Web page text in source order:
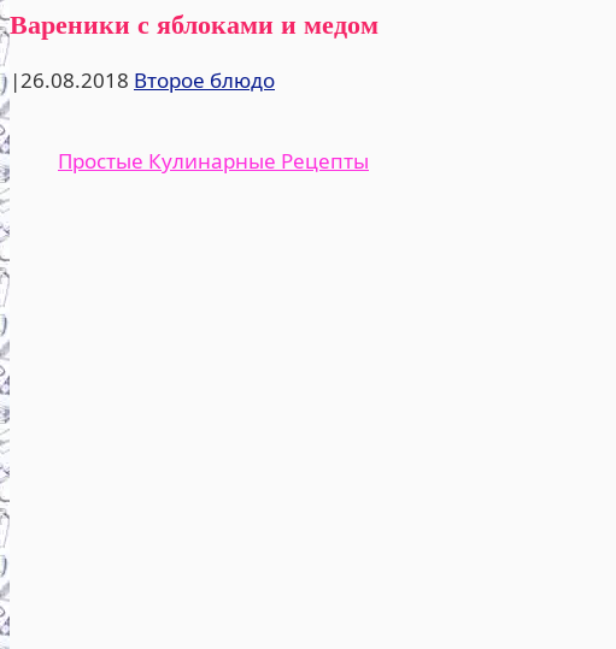
Простые Кулинарные Рецепты
Вареники с яблоками и медом
|26.08.2018 Второе блюдо